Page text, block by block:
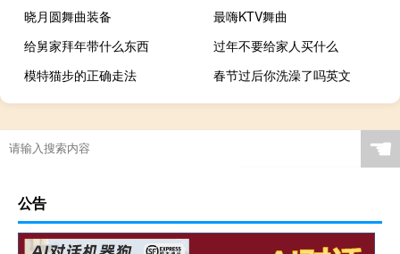
晓月圆舞曲装备
最嗨KTV舞曲
给舅家拜年带什么东西
过年不要给家人买什么
模特猫步的正确走法
春节过后你洗澡了吗英文
☚
公告